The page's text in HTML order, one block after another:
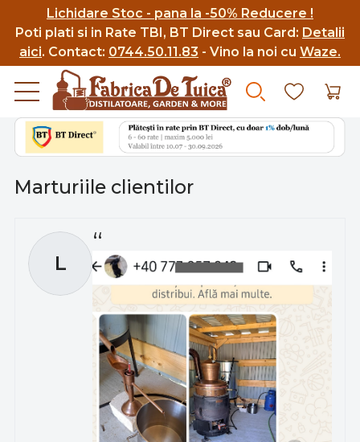
Lichidare Stoc - pana la -50% Reducere !
Poti plati si in Rate TBI, BT Direct sau Card: Detalii
aici. Contact: 0744.50.11.83 - Vino la noi cu Waze.
Marturiile clientilor
L